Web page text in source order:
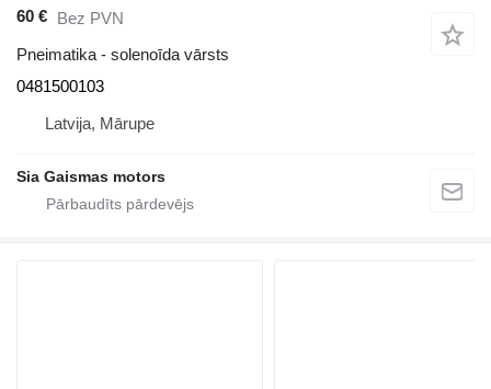
60 € Bez PVN
Pneimatika - solenoīda vārsts
0481500103
Latvija, Mārupe
Sia Gaismas motors